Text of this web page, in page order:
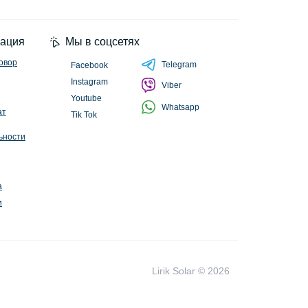
Мы в соцсетях
Facebook
Instagram
Youtube
Tik Tok
Telegram
Viber
Whatsapp
Lirik Solar © 2026